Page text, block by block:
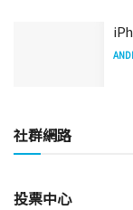
社群網路
投票中心